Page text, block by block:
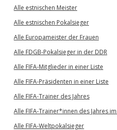
Alle estnischen Meister
Alle estnischen Pokalsieger
Alle Europameister der Frauen
Alle FDGB-Pokalsieger in der DDR
Alle FIFA-Mitglieder in einer Liste
Alle FIFA-Präsidenten in einer Liste
Alle FIFA-Trainer des Jahres
Alle FIFA-Trainer*innen des Jahres
Alle FIFA-Weltpokalsieger